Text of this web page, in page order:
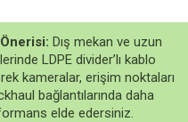
Dış mekan ve uzun
LDPE divider’lı kablo
kameralar, erişim noktaları
bağlantılarında daha
elde edersiniz.